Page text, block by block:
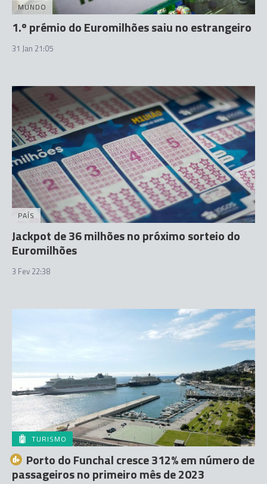
MUNDO
1.º prémio do Euromilhões saiu no estrangeiro
31 Jan 21:05
PAÍS
Jackpot de 36 milhões no próximo sorteio do
Euromilhões
3 Fev 22:38
TURISMO
Porto do Funchal cresce 312% em número de
passageiros no primeiro mês de 2023